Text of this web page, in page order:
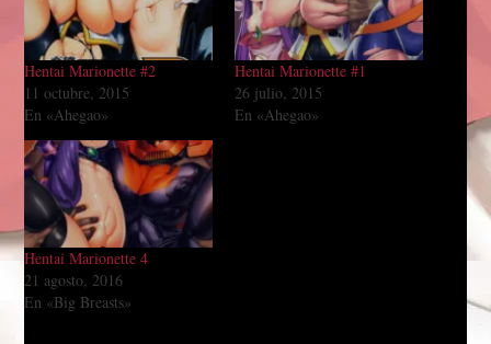
Hentai Marionette #2
11 octubre, 2015
En «Ahegao»
Hentai Marionette #1
26 julio, 2015
En «Ahegao»
Hentai Marionette 4
21 agosto, 2016
En «Big Breasts»